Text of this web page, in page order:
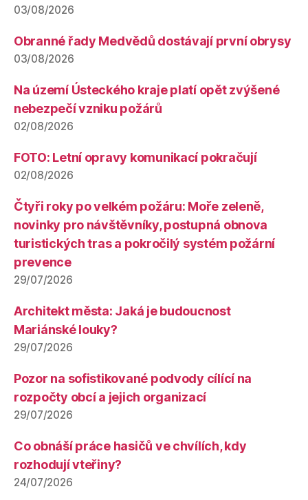
03/08/2026
Obranné řady Medvědů dostávají první obrysy
03/08/2026
Na území Ústeckého kraje platí opět zvýšené
nebezpečí vzniku požárů
02/08/2026
FOTO: Letní opravy komunikací pokračují
02/08/2026
Čtyři roky po velkém požáru: Moře zeleně,
novinky pro návštěvníky, postupná obnova
turistických tras a pokročilý systém požární
prevence
29/07/2026
Architekt města: Jaká je budoucnost
Mariánské louky?
29/07/2026
Pozor na sofistikované podvody cílící na
rozpočty obcí a jejich organizací
29/07/2026
Co obnáší práce hasičů ve chvílích, kdy
rozhodují vteřiny?
24/07/2026